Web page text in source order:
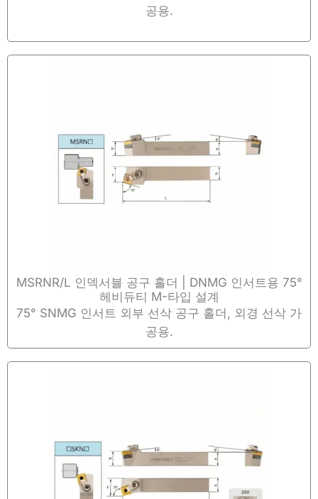
공용.
MSRNR/L 인덱서블 공구 홀더 | DNMG 인서트용 75°
헤비듀티 M-타입 설계
75° SNMG 인서트 외부 선삭 공구 홀더, 외경 선삭 가
공용.